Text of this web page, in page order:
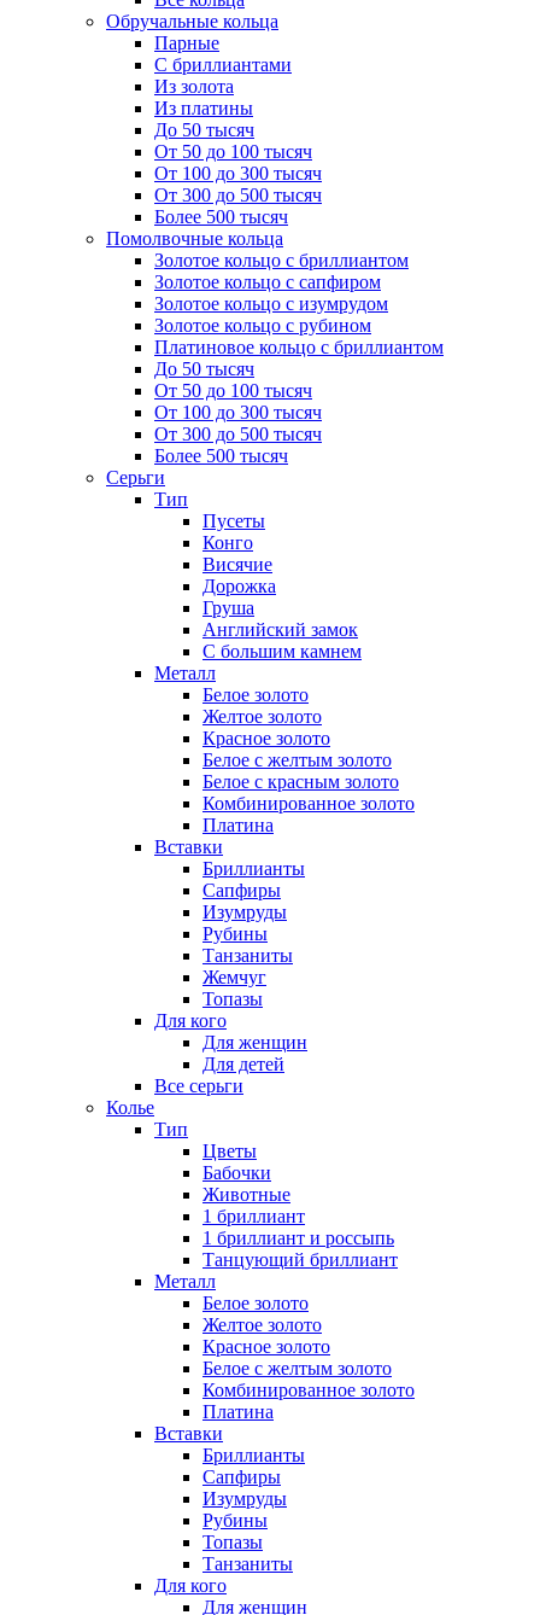
Обручальные кольца
Парные
С бриллиантами
Из золота
Из платины
До 50 тысяч
От 50 до 100 тысяч
От 100 до 300 тысяч
От 300 до 500 тысяч
Более 500 тысяч
Помолвочные кольца
Золотое кольцо с бриллиантом
Золотое кольцо с сапфиром
Золотое кольцо с изумрудом
Золотое кольцо с рубином
Платиновое кольцо с бриллиантом
До 50 тысяч
От 50 до 100 тысяч
От 100 до 300 тысяч
От 300 до 500 тысяч
Более 500 тысяч
Серьги
Тип
Пусеты
Конго
Висячие
Дорожка
Груша
Английский замок
С большим камнем
Металл
Белое золото
Желтое золото
Красное золото
Белое с желтым золото
Белое с красным золото
Комбинированное золото
Платина
Вставки
Бриллианты
Сапфиры
Изумруды
Рубины
Танзаниты
Жемчуг
Топазы
Для кого
Для женщин
Для детей
Все серьги
Колье
Тип
Цветы
Бабочки
Животные
1 бриллиант
1 бриллиант и россыпь
Танцующий бриллиант
Металл
Белое золото
Желтое золото
Красное золото
Белое с желтым золото
Комбинированное золото
Платина
Вставки
Бриллианты
Сапфиры
Изумруды
Рубины
Топазы
Танзаниты
Для кого
Для женщин